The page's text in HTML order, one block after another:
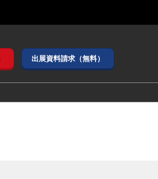
出展資料請求（無料）